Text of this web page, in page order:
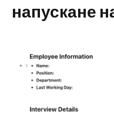
напускане